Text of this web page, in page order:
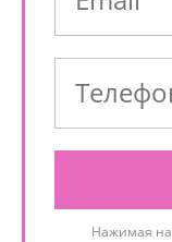
Нажимая на